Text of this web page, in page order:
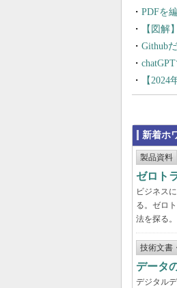
PDFを
【図解
Github
【
新着ホ
製品資料
ゼロト
ビジネス
る。ゼロ
法を探る。
技術文書
データ
デジタル